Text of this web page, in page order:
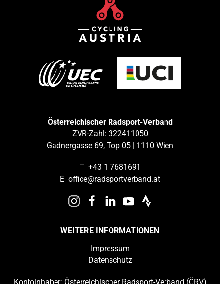
Österreichischer Radsport-Verband
ZVR-Zahl: 322411050
Gadnergasse 69, Top 05 | 1110 Wien
T +43 1 7681691
E office@radsportverband.at
WEITERE INFORMATIONEN
Impressum
Datenschutz
Kontoinhaber: Österreichischer Radsport-Verband (ÖRV)